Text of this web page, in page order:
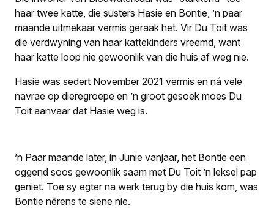
haar twee katte, die susters Hasie en Bontie, ’n paar
maande uitmekaar vermis geraak het. Vir Du Toit was
die verdwyning van haar kattekinders vreemd, want
haar katte loop nie gewoonlik van die huis af weg nie.
Hasie was sedert November 2021 vermis en ná vele
navrae op dieregroepe en ’n groot gesoek moes Du
Toit aanvaar dat Hasie weg is.
’n Paar maande later, in Junie vanjaar, het Bontie een
oggend soos gewoonlik saam met Du Toit ’n leksel pap
geniet. Toe sy egter na werk terug by die huis kom, was
Bontie nêrens te siene nie.